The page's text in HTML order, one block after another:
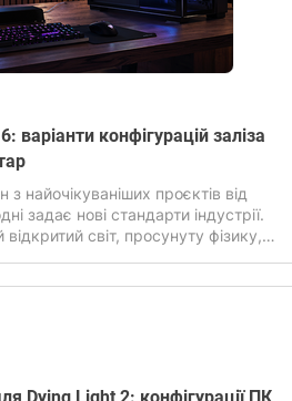
конфігурацій заліза
найочікуваніших проєктів від
задає нові стандарти індустрії.
світ, просунуту фізику,